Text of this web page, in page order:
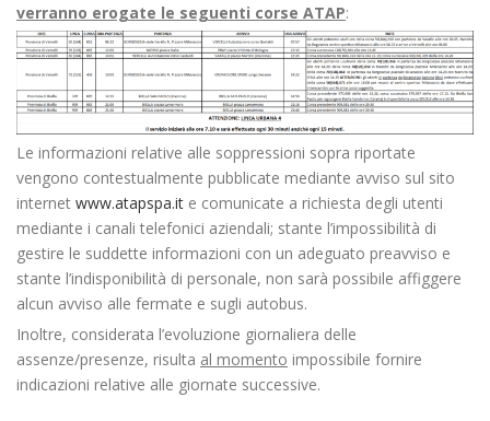
verranno erogate le seguenti corse ATAP:
Le informazioni relative alle soppressioni sopra riportate
vengono contestualmente pubblicate mediante avviso sul sito
internet www.atapspa.it e comunicate a richiesta degli utenti
mediante i canali telefonici aziendali; stante l’impossibilità di
gestire le suddette informazioni con un adeguato preavviso e
stante l’indisponibilità di personale, non sarà possibile affiggere
alcun avviso alle fermate e sugli autobus.
Inoltre, considerata l’evoluzione giornaliera delle
assenze/presenze, risulta al momento impossibile fornire
indicazioni relative alle giornate successive.